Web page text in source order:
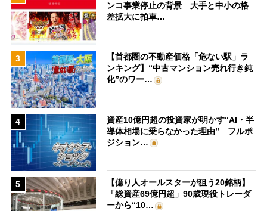
ンコ事業停止の背景 大手と中小の格
差拡大に拍車…
3
【首都圏の不動産価格「危ない駅」ラ
ンキング】“中古マンション売れ行き鈍
化”のワー…
4
資産10億円超の投資家が明かす“AI・半
導体相場に乗らなかった理由” フルポ
ジション…
5
【億り人オールスターが狙う20銘柄】
「総資産69億円超」90歳現役トレーダ
ーから“10…